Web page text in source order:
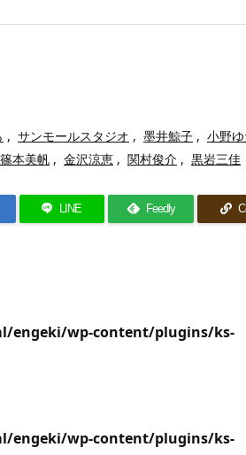
, サンモールスタジオ , 墨井鯨子 , 小野
篠本美帆 , 金沢涼恵 , 関村俊介 , 黒岩三佳
LINE Feedly
engeki/wp-content/plugins/ks-
engeki/wp-content/plugins/ks-